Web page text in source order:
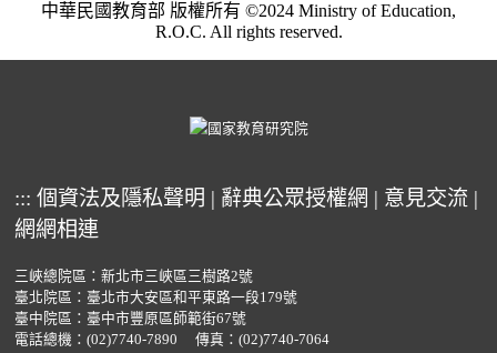
中華民國教育部 版權所有 ©2024 Ministry of Education,
R.O.C. All rights reserved.
::: 個資法及隱私聲明 | 辭典公眾授權網 | 意見交流 |
網網相連
三峽總院區：新北市三峽區三樹路2號
臺北院區：臺北市大安區和平東路一段179號
臺中院區：臺中市豐原區師範街67號
電話總機： (02)7740-7890 傳真：(02)7740-7064